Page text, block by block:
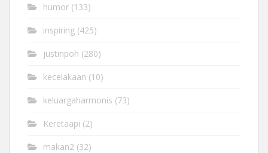
humor (133)
inspiring (425)
justinpoh (280)
kecelakaan (10)
keluargaharmonis (73)
Keretaapi (2)
makan2 (32)